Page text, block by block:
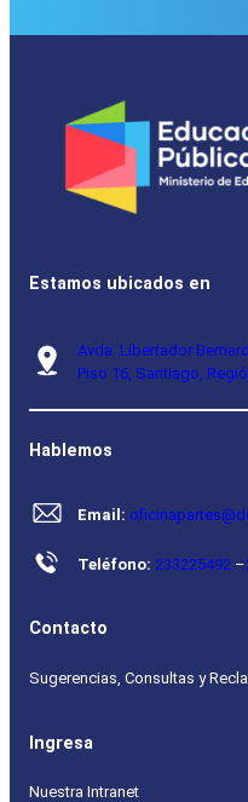
Estamos ubicados en
Avda. Libertador
Piso 16, Santiago,
Hablemos
Email:
Teléfono: 233225492 –
Contacto
Sugerencias, Consultas y
Ingresa
Nuestra Intranet